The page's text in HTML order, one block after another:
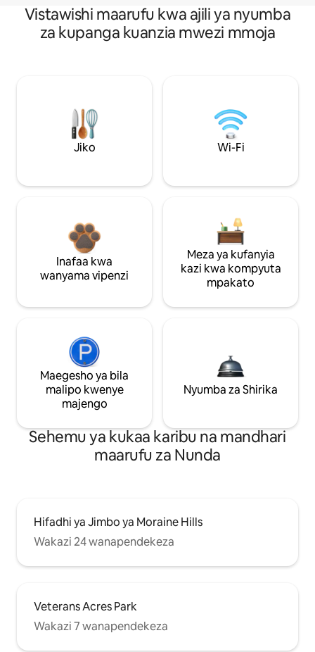
Vistawishi maarufu kwa ajili ya nyumba
za kupanga kuanzia mwezi mmoja
Jiko Wi-Fi
Inafaa kwa
wanyama vipenzi
Meza ya kufanyia
kazi kwa kompyuta
mpakato
Maegesho ya bila
malipo kwenye
majengo
Nyumba za Shirika
Sehemu ya kukaa karibu na mandhari
maarufu za Nunda
Hifadhi ya Jimbo ya Moraine Hills
Wakazi 24 wanapendekeza
Veterans Acres Park
Wakazi 7 wanapendekeza